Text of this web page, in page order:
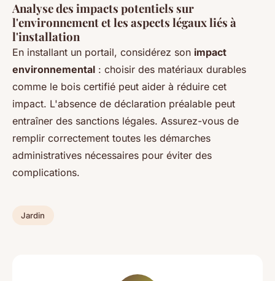
Analyse des impacts potentiels sur
l'environnement et les aspects légaux liés à
l'installation
En installant un portail, considérez son impact
environnemental : choisir des matériaux durables
comme le bois certifié peut aider à réduire cet
impact. L'absence de déclaration préalable peut
entraîner des sanctions légales. Assurez-vous de
remplir correctement toutes les démarches
administratives nécessaires pour éviter des
complications.
Jardin